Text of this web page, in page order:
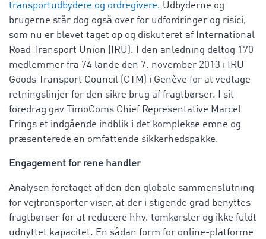
transportudbydere og ordregivere. Udbyderne og
brugerne står dog også over for udfordringer og risici,
som nu er blevet taget op og diskuteret af International
Road Transport Union (IRU). I den anledning deltog 170
medlemmer fra 74 lande den 7. november 2013 i IRU
Goods Transport Council (CTM) i Genève for at vedtage
retningslinjer for den sikre brug af fragtbørser. I sit
foredrag gav TimoComs Chief Representative Marcel
Frings et indgående indblik i det komplekse emne og
præsenterede en omfattende sikkerhedspakke.
Engagement for rene handler
Analysen foretaget af den den globale sammenslutning
for vejtransporter viser, at der i stigende grad benyttes
fragtbørser for at reducere hhv. tomkørsler og ikke fuldt
udnyttet kapacitet. En sådan form for online-platforme